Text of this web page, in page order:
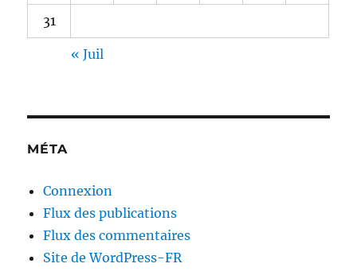
31
« Juil
MÉTA
Connexion
Flux des publications
Flux des commentaires
Site de WordPress-FR